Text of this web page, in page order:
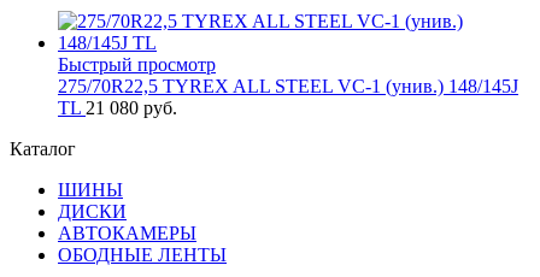
Быстрый просмотр
275/70R22,5 TYREX ALL STEEL VC-1 (унив.) 148/145J
TL 21 080 руб.
Каталог
ШИНЫ
ДИСКИ
АВТОКАМЕРЫ
ОБОДНЫЕ ЛЕНТЫ